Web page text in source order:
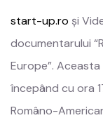
start-up.ro și
documentarului
Europe”.
începând cu ora
Româno-